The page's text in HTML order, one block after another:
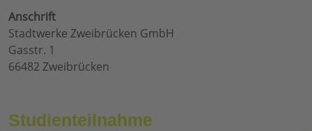
Anschrift
Stadtwerke Zweibrücken GmbH
Gasstr. 1
66482 Zweibrücken
Studienteilnahme